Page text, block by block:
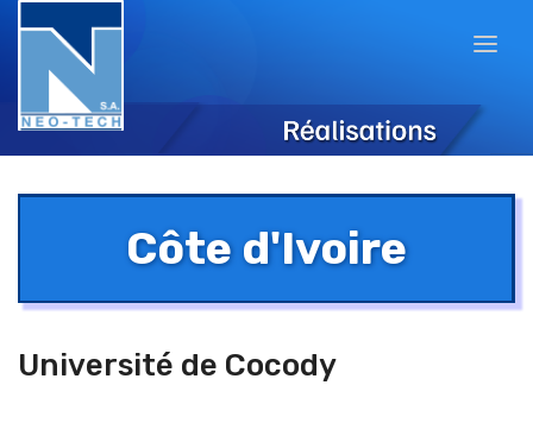
Côte d'Ivoire
Université de Cocody